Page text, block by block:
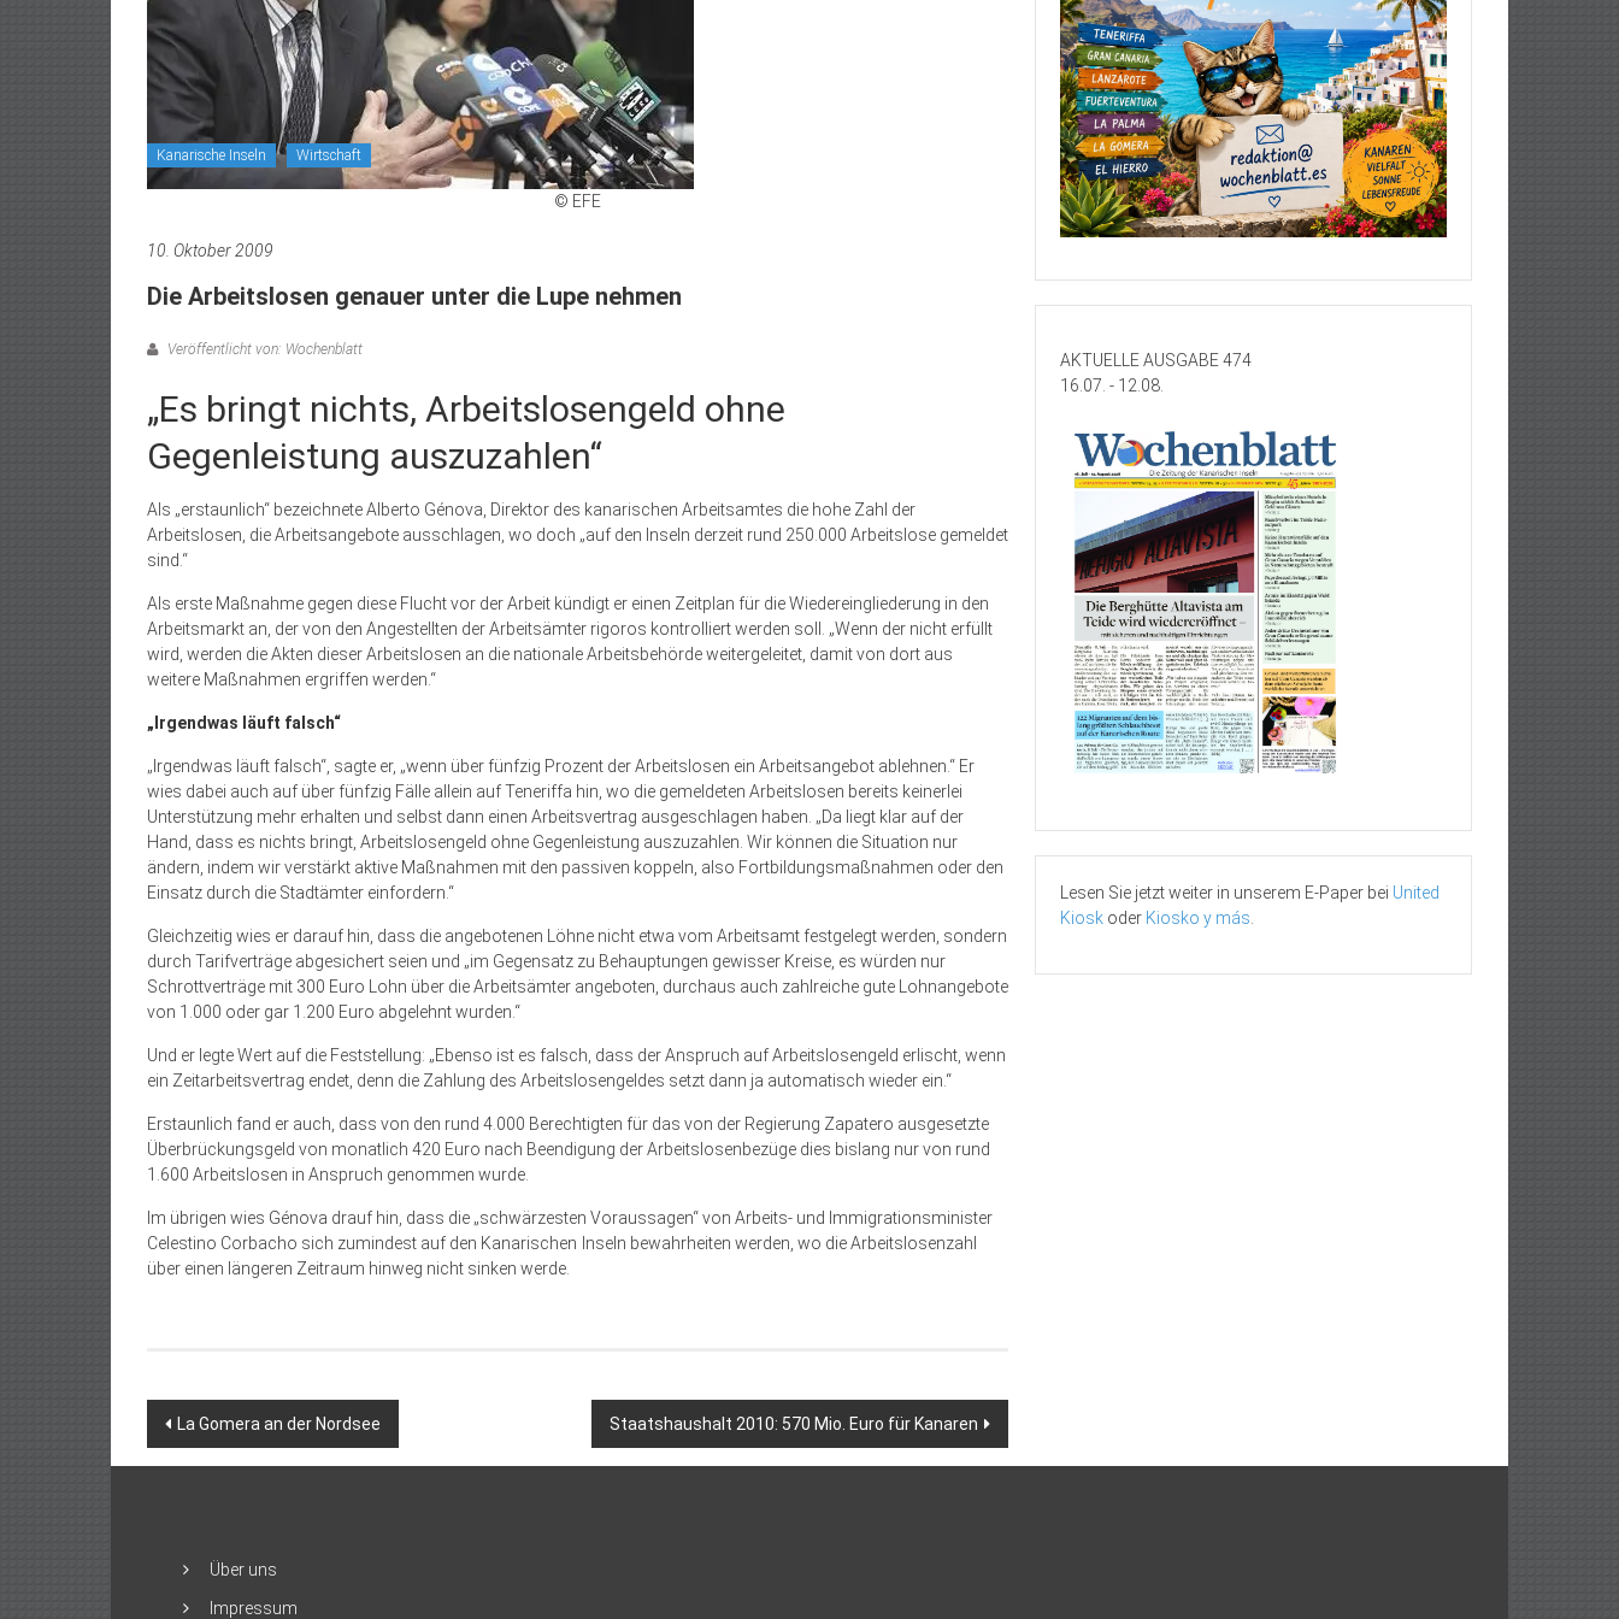
Kanarische Inseln Wirtschaft
© EFE
10. Oktober 2009
Die Arbeitslosen genauer unter die Lupe nehmen
Veröffentlicht von: Wochenblatt
„Es bringt nichts, Arbeitslosengeld ohne
Gegenleistung auszuzahlen“
Als „erstaunlich“ bezeichnete Alberto Génova, Direktor des kanarischen Arbeitsamtes die hohe Zahl der
Arbeitslosen, die Arbeitsangebote ausschlagen, wo doch „auf den Inseln derzeit rund 250.000 Arbeitslose gemeldet
sind.“
Als erste Maßnahme gegen diese Flucht vor der Arbeit kündigt er einen Zeitplan für die Wiedereingliederung in den
Arbeitsmarkt an, der von den Angestellten der Arbeitsämter rigoros kontrolliert werden soll. „Wenn der nicht erfüllt
wird, werden die Akten dieser Arbeitslosen an die nationale Arbeitsbehörde weitergeleitet, damit von dort aus
weitere Maßnahmen ergriffen werden.“
„Irgendwas läuft falsch“
„Irgendwas läuft falsch“, sagte er, „wenn über fünfzig Prozent der Arbeitslosen ein Arbeitsangebot ablehnen.“ Er
wies dabei auch auf über fünfzig Fälle allein auf Teneriffa hin, wo die gemeldeten Arbeitslosen bereits keinerlei
Unterstützung mehr erhalten und selbst dann einen Arbeitsvertrag ausgeschlagen haben. „Da liegt klar auf der
Hand, dass es nichts bringt, Arbeitslosengeld ohne Gegenleistung auszuzahlen. Wir können die Situation nur
ändern, indem wir verstärkt aktive Maßnahmen mit den passiven koppeln, also Fortbildungsmaßnahmen oder den
Einsatz durch die Stadtämter einfordern.“
Gleichzeitig wies er darauf hin, dass die angebotenen Löhne nicht etwa vom Arbeits­amt festgelegt werden, sondern
durch Tarifverträge abgesichert seien und „im Gegensatz zu Behauptungen gewisser Kreise, es würden nur
Schrottverträge mit 300 Euro Lohn über die Arbeitsämter angeboten, durchaus auch zahlreiche gute Lohnangebote
von 1.000 oder gar 1.200 Euro abgelehnt wurden.“
Und er legte Wert auf die Feststellung: „Ebenso ist es falsch, dass der Anspruch auf Arbeitslosengeld erlischt, wenn
ein Zeitarbeitsvertrag endet, denn die Zahlung des Arbeitslosengeldes setzt dann ja automatisch wieder ein.“
Erstaunlich fand er auch, dass von den rund 4.000 Berechtigten für das von der Regierung Zapatero ausgesetzte
Überbrückungsgeld von monatlich 420 Euro nach Beendigung der Arbeitslosenbezüge dies bislang nur von rund
1.600 Arbeitslosen in Anspruch genommen wurde.
Im übrigen wies Génova drauf hin, dass die „schwärzesten Voraussagen“ von Arbeits- und Immigrationsminister
Celestino Corbacho sich zumindest auf den Kanarischen Inseln bewahrheiten werden, wo die Arbeitslosenzahl
über einen längeren Zeitraum hinweg nicht sinken werde.
Beitragsnavigation
La Gomera an der Nordsee Staatshaushalt 2010: 570 Mio. Euro für Kanaren
AKTUELLE AUSGABE 474
16.07. - 12.08.
Lesen Sie jetzt weiter in unserem E-Paper bei United
Kiosk oder Kiosko y más
Über uns
Impressum